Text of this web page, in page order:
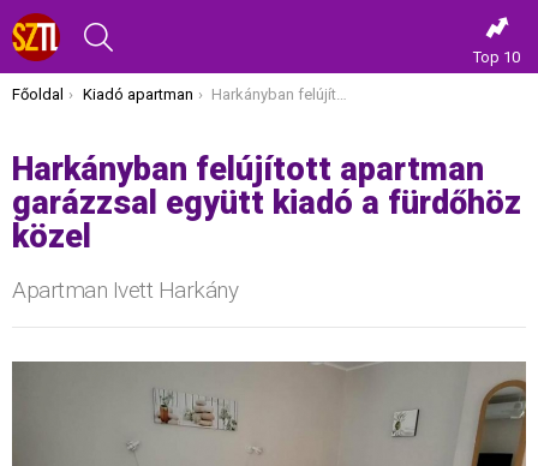
Top 10
Itt vagy most:
Főoldal Kiadó apartman Harkányban felújított apartman garázzsal együtt kiadó a fürdőhöz közel
Harkányban felújított apartman
garázzsal együtt kiadó a fürdőhöz
közel
Apartman Ivett Harkány